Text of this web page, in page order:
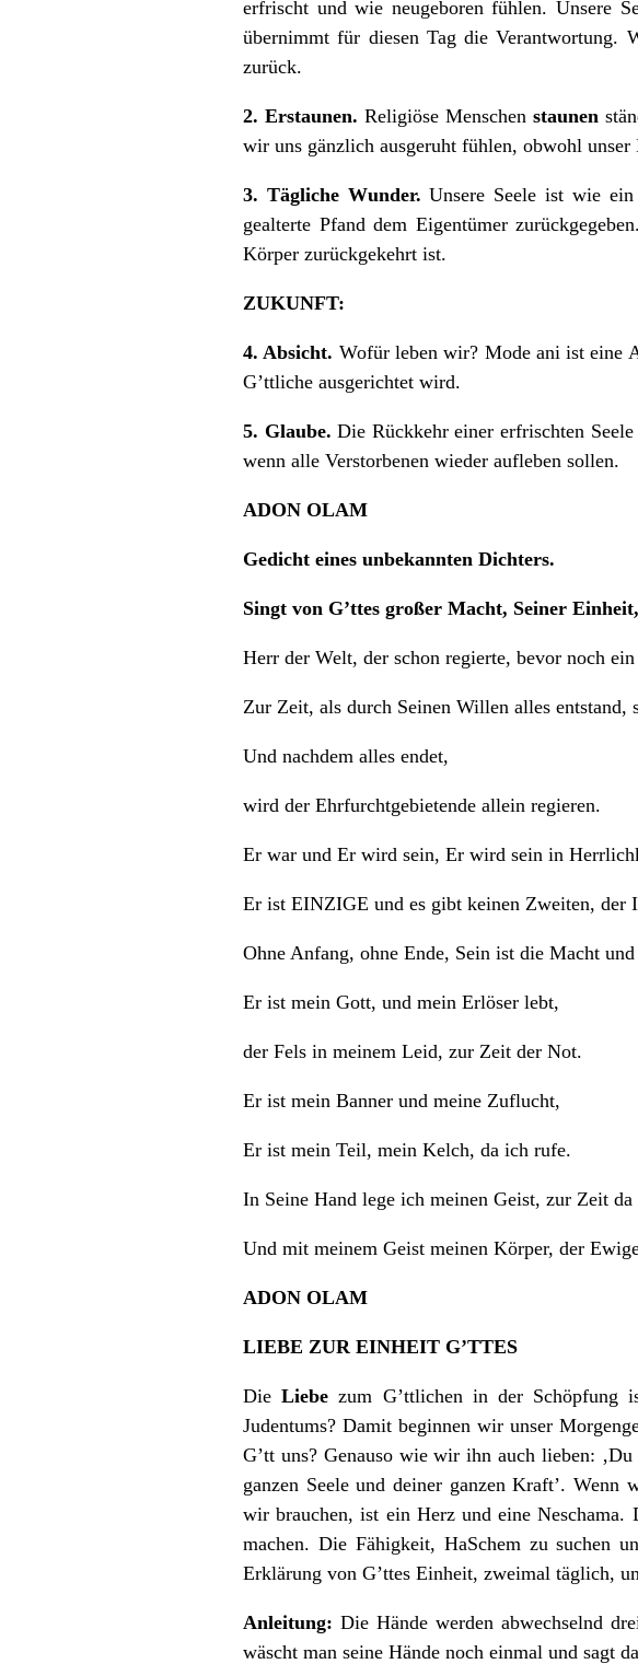
erfrischt und wie neugeboren fühlen. Unsere
übernimmt für diesen Tag die Verantwortung.
zurück.
2. Erstaunen. Religiöse Menschen staunen
wir uns gänzlich ausgeruht fühlen, obwohl
3. Tägliche Wunder. Unsere Seele ist wie
gealterte Pfand dem Eigentümer
Körper zurückgekehrt ist.
ZUKUNFT:
4. Absicht. Wofür leben wir? Mode ani ist eine
G’ttliche ausgerichtet wird.
5. Glaube.Die Rückkehr einer erfrischten
wenn alle Verstorbenen wieder aufleben sollen.
ADON OLAM
Gedicht eines unbekannten Dichters.
Singt von G’ttes großer Macht, Seiner
Herr der Welt, der schon regierte, bevor noch
Zur Zeit, als durch Seinen Willen alles
Und nachdem alles endet,
wird der Ehrfurchtgebietende allein regieren.
Er war und Er wird sein, Er wird sein in
Er ist EINZIGE und es gibt keinen Zweiten, der
Ohne Anfang, ohne Ende, Sein ist die Macht
Er ist mein Gott, und mein Erlöser lebt,
der Fels in meinem Leid, zur Zeit der Not.
Er ist mein Banner und meine Zuflucht,
Er ist mein Teil, mein Kelch, da ich rufe.
In Seine Hand lege ich meinen Geist, zur Zeit
Und mit meinem Geist meinen Körper, der
ADON OLAM
LIEBE ZUR EINHEIT G’TTES
DieLiebe zum G’ttlichen in der Schöpfung
Judentums? Damit beginnen wir unser
G’tt uns? Genauso wie wir ihn auch lieben:
ganzen Seele und deiner ganzen Kraft’.
wir brauchen, ist ein Herz und eine Neschama.
machen. Die Fähigkeit, HaSchem zu suchen
Erklärung von G’ttes Einheit, zweimal täglich,
Anleitung:Die Hände werden abwechselnd
wäscht man seine Hände noch einmal und sagt